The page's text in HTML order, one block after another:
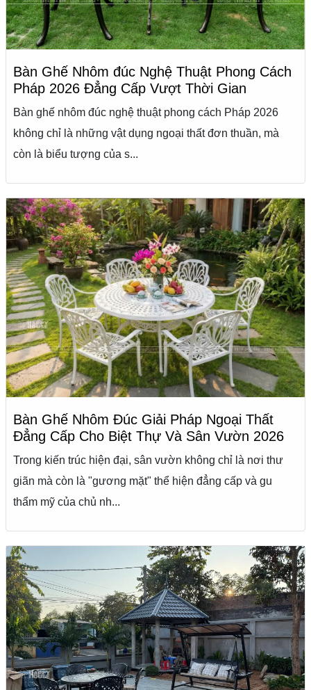
Bàn Ghế Nhôm đúc Nghệ Thuật Phong Cách
Pháp 2026 Đẳng Cấp Vượt Thời Gian
Bàn ghế nhôm đúc nghệ thuật phong cách Pháp 2026
không chỉ là những vật dụng ngoại thất đơn thuần, mà
còn là biểu tượng của s...
Bàn Ghế Nhôm Đúc Giải Pháp Ngoại Thất
Đẳng Cấp Cho Biệt Thự Và Sân Vườn 2026
Trong kiến trúc hiện đại, sân vườn không chỉ là nơi thư
giãn mà còn là "gương mặt" thể hiện đẳng cấp và gu
thẩm mỹ của chủ nh...